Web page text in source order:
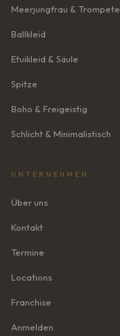
Meerjungfrau & Trompete
Ballkleid
Etuikleid & Säule
Spitze
Boho & Freigeistig
Schlicht & Minimalistisch
UNTERNEHMEN
Über uns
Kontakt
Termine
Locations
Franchise
Anmelden